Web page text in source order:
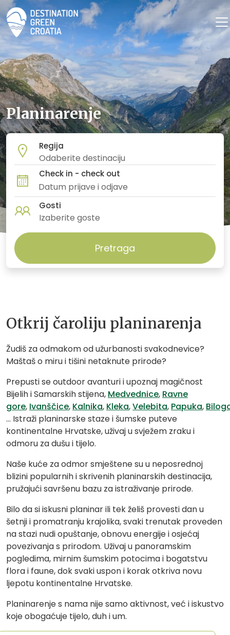
Planinarenje
Regija
Check in - check out
Gosti
Izaberite goste
Pretraga
Otkrij čaroliju planinarenja
Žudiš za odmakom od užurbanosti svakodnevice?
Maštaš o miru i tišini netaknute prirode?
Prepusti se outdoor avanturi i upoznaj magičnost
Bijelih i Samarskih stijena, Medvednice, Ravne
gore, Ivanščice, Kalnika, Kleka,Velebita, Papuka,
… Istraži planinarske staze i šumske puteve
kontinentalne Hrvatske, uživaj u svježem zraku i
odmoru za dušu i tijelo.
Naše kuće za odmor smještene su u neposrednoj
blizini popularnih i skrivenih planinarskih destinacija,
pružajući savršenu bazu za istraživanje prirode.
Bilo da si iskusni planinar ili tek želiš provesti dan u
šetnji i promatranju krajolika, svaki trenutak proveden
na stazi nudi opuštanje, obnovu energije i osjećaj
povezivanja s prirodom. Uživaj u panoramskim
pogledima, mirnim šumskim potocima i bogatstvu
flora i faune, dok svaki uspon i korak otkriva novu
ljepotu kontinentalne Hrvatske.
Planinarenje s nama nije samo aktivnost, već i iskustvo
koje obogaćuje tijelo, duh i um.